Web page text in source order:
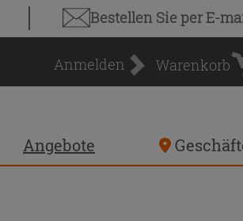
Bestellen Sieper E-
Anmelden
Warenkorb
Warenkorb
Angebote